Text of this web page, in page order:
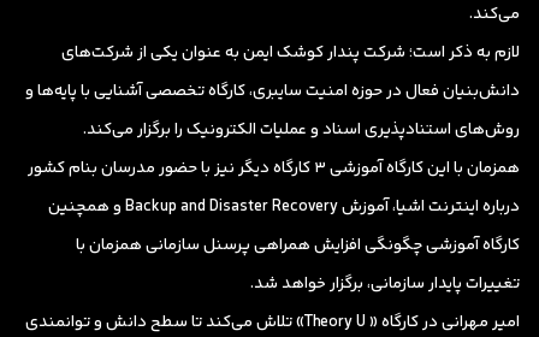
می‌کند.
لازم به ذکر است؛ شرکت پندار کوشک ایمن به عنوان یکی از شرکت‌های
دانش‌بنیان فعال در حوزه امنیت سایبری، کارگاه تخصصی آشنایی با پایه‌ها و
روش‌های استنادپذیری اسناد و عملیات الکترونیک را برگزار می‌کند.
همزمان با این کارگاه آموزشی 3 کارگاه دیگر نیز با حضور مدرسان بنام کشور
درباره اینترنت اشیا، آموزش Backup and Disaster Recovery و همچنین
کارگاه آموزشی چگونگی افزایش همراهی پرسنل سازمانی همزمان با
تغییرات پایدار سازمانی، برگزار خواهد شد.
امیر مهرانی در کارگاه « Theory U» تلاش می‌‌کند تا سطح دانش و توانمندی